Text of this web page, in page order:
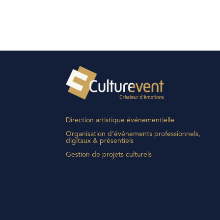
Direction artistique événementielle
Organisation d’événements professionnels,
digitaux & présentiels
Gestion de projets culturels